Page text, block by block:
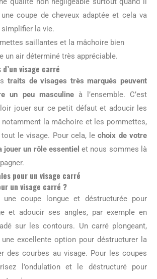
coupe de cheveux adaptée et cela va
la vie.
saillantes et la mâchoire bien
un air déterminé très appréciable.
visage carré
traits de visages très marqués peuvent
un peu masculineà l’ensemble. C’est
jouer sur ce petit défaut et adoucir les
la mâchoire et les pommettes,
le visage. Pour cela, lechoix de votre
un rôle essentiel et nous sommes là
pour un visage carré
un visage carré ?
une coupe longue et déstructurée pour
et adoucir ses angles, par exemple en
sur les contours. Un carré plongeant,
excellente option pour déstructurer la
des courbes au visage. Pour les coupes
l’ondulation et le déstructuré pour